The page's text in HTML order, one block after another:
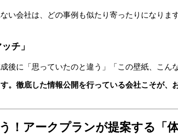
い会社は、どの事例も似たり寄ったりになり
チ」
後に「思っていたのと違う」「この壁紙、こん
。徹底した情報公開を行っている会社こそが、
！アークプランが提案する「